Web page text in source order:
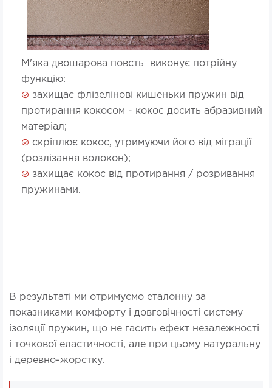
М'яка двошарова повсть виконує потрійну
функцію:
захищає флізелінові кишеньки пружин від
протирання кокосом - кокос досить абразивний
матеріал;
скріплює кокос, утримуючи його від міграції
(розлізання волокон);
захищає кокос від протирання / розривання
пружинами.
В результаті ми отримуємо еталонну за
показниками комфорту і довговічності систему
ізоляції пружин, що не гасить ефект незалежності
і точкової еластичності, але при цьому натуральну
і деревно-жорстку.